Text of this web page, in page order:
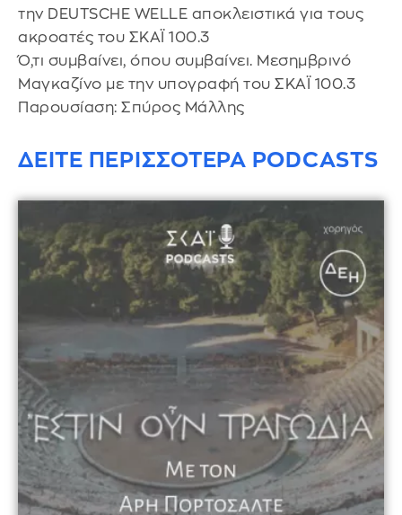
την DEUTSCHE WELLE αποκλειστικά για τους
ακροατές του ΣΚΑΪ 100.3
Ό,τι συμβαίνει, όπου συμβαίνει. Μεσημβρινό
Μαγκαζίνο με την υπογραφή του ΣΚΑΪ 100.3
Παρουσίαση: Σπύρος Μάλλης
ΔΕΙΤΕ ΠΕΡΙΣΣΟΤΕΡΑ PODCASTS